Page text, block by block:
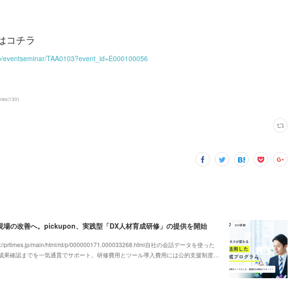
コチラ
TAA0103?event_id=E000100056
(130)
場の改善へ。pickupon、実践型「DX人材育成研修」の提供を開始
prtimes.jp/main/html/rd/p/000000171.000033268.html自社の会話データを使った
果確認までを一気通貫でサポート。研修費用とツール導入費用には公的支援制度…